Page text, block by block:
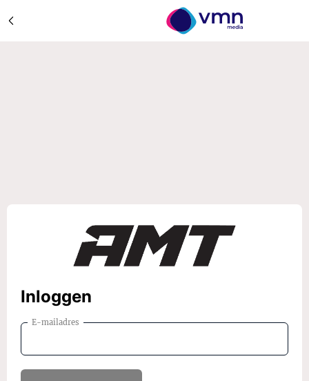
Inloggen
E-mailadres